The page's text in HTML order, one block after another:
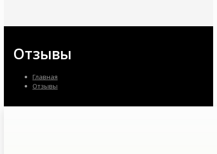
Отзывы
Главная
Отзывы